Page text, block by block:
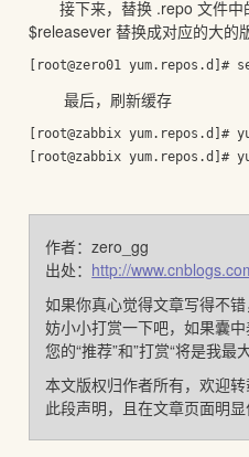
接下来，替换 .repo 文件中
$releasever 替换成对应的大的
[root@zero01
最后，刷新缓存
[root@zabbix yum.repos.d]#
作者：zero_gg
出处： http://
如果你真心觉得文章写得不
妨小小打赏一下吧，如果囊中
您的“推荐”和”打赏“将是我最
本文版权归作者所有，欢迎
此段声明，且在文章页面明